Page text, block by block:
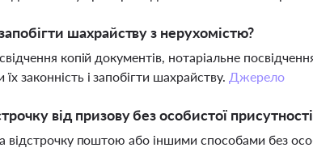
шахрайству з нерухомістю?
копій документів, нотаріальне
законність і запобігти шахрайству. Джерело
від призову без особистої
відстрочку поштою або іншими способами без